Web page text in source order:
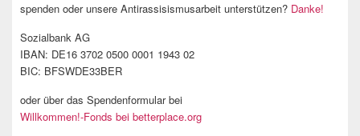
spenden oder unsere Antirassisismusarbeit unterstützen? Danke!
Sozialbank AG
IBAN: DE16 3702 0500 0001 1943 02
BIC: BFSWDE33BER
oder über das Spendenformular bei
Willkommen!-Fonds bei betterplace.org